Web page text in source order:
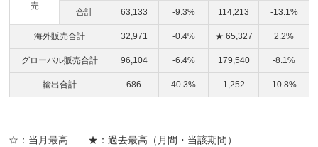
売
合計 63,133 -9.3% 114,213 -13.1%
海外販売合計 32,971 -0.4% ★ 65,327 2.2%
グローバル販売合計 96,104 -6.4% 179,540 -8.1%
輸出合計 686 40.3% 1,252 10.8%
☆：当月最高 ★：過去最高（月間・当該期間）